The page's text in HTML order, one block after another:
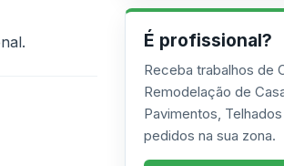
É profissional?
Receba trabalhos de
Remodelação de
Pavimentos,
pedidos na sua zona.